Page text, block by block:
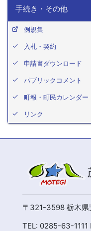
手続き・その他
例規集
入札・契約
申請書ダウンロード
パブリックコメント
町報・町民カレンダー
リンク
〒321-3598 栃木県
TEL: 0285-63-